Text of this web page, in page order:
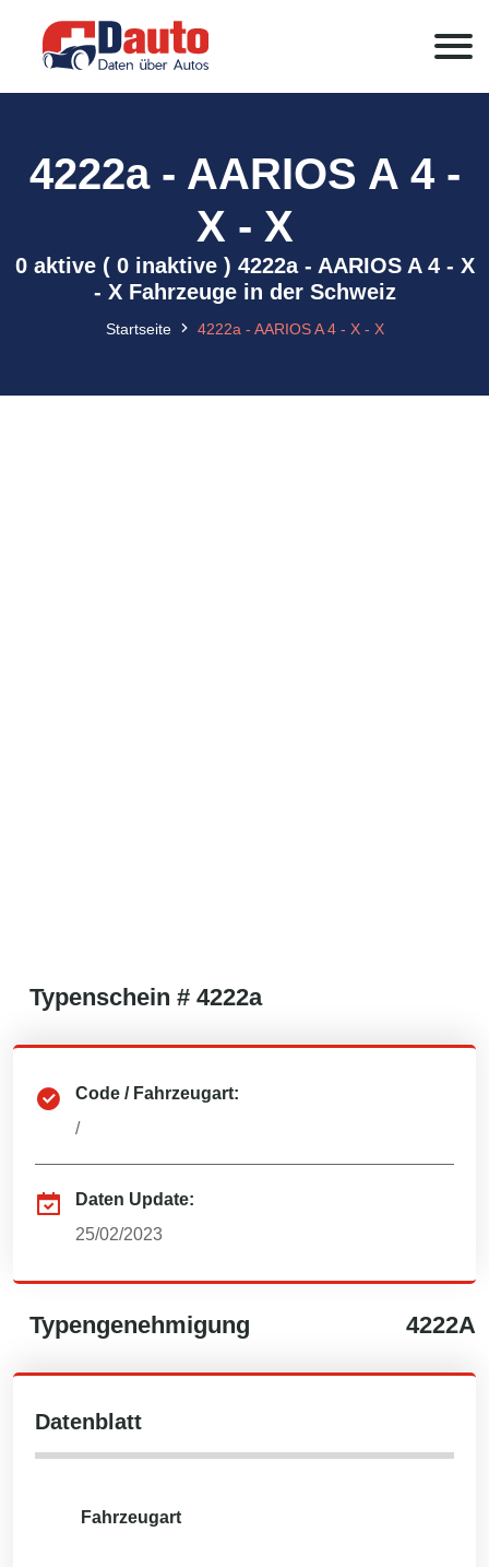
4222a - AARIOS A 4 -
X - X
0 aktive ( 0 inaktive ) 4222a - AARIOS A 4 - X
- X Fahrzeuge in der Schweiz
Startseite 4222a - AARIOS A 4 - X - X
Typenschein # 4222a
Code / Fahrzeugart:
/
Daten Update:
25/02/2023
Typengenehmigung 4222A
Datenblatt
Fahrzeugart